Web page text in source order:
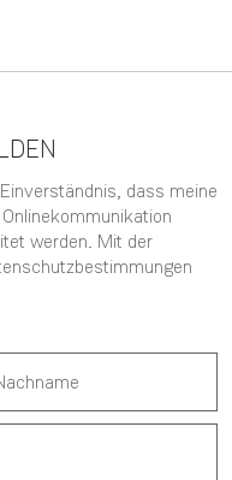
dass meine
werden. Mit der